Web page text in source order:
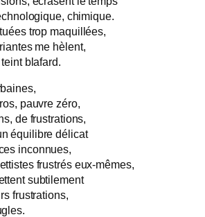
chimique.
trop maquillées,
me hèlent,
blafard.
pauvre zéro,
de frustrations,
équilibre délicat
inconnues,
frustrés eux-mêmes,
subtilement
frustrations,